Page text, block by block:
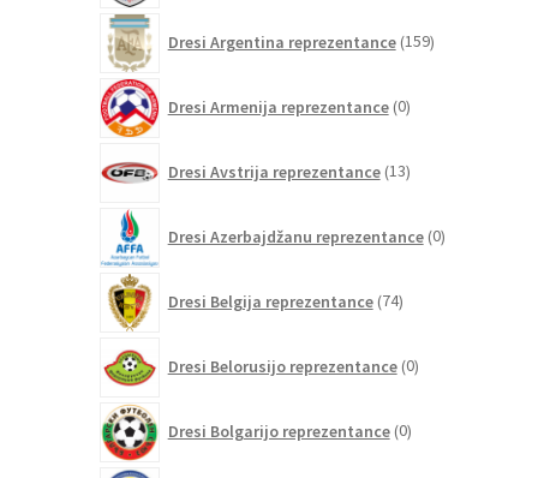
Dresi Argentina reprezentance 159izdelkov
Dresi Armenija reprezentance 0izdelkov
Dresi Avstrija reprezentance 13izdelkov
Dresi Azerbajdžanu reprezentance 0izdelkov
Dresi Belgija reprezentance 74izdelkov
Dresi Belorusijo reprezentance 0izdelkov
Dresi Bolgarijo reprezentance 0izdelkov